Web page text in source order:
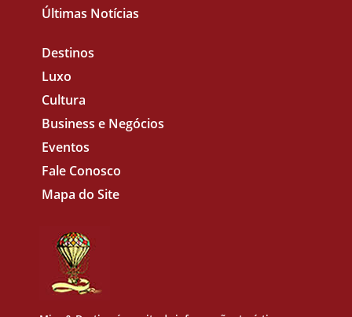
Últimas Notícias
Destinos
Luxo
Cultura
Business e Negócios
Eventos
Fale Conosco
Mapa do Site